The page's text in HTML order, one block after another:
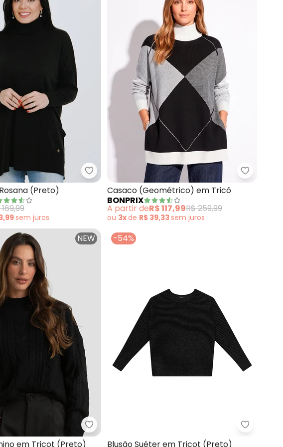
Tricô (Preta) com TexturaDoce Tom - Blusa Tricot Rosana (Preto)
(Preto)
sem juros
bonprix -
Casaco (Geométrico) em Tricô
BONPRIX
A partir deR$ 117,99R$ 259,99
ou 3xde R$ 39,33sem juros
Tricot Listrado Moderno (Preto)
NEW
Dianna - Suéter Feminino em Tricot (Preto)
em Tricot (Preto)
-54%
Enfim -
Blusão Suéter em Tricot (Preto)